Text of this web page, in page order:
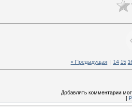
« Предыдущая 14 15
Добавлять комментарии
[